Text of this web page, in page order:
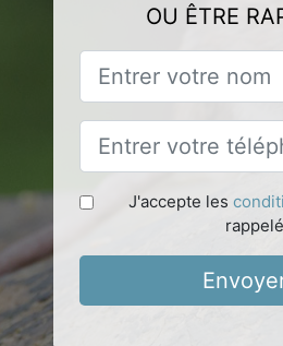
OU ÊTRE
J'accepte les
rappelé